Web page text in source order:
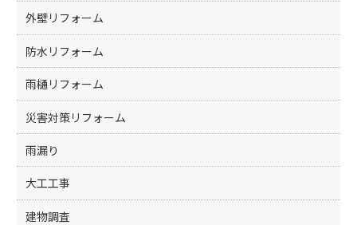
外壁リフォーム
防水リフォーム
雨樋リフォーム
災害対策リフォーム
雨漏り
大工工事
建物調査